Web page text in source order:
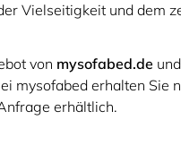
Vielseitigkeit und dem
von mysofabed.de
mysofabed erhalten
erhältlich.